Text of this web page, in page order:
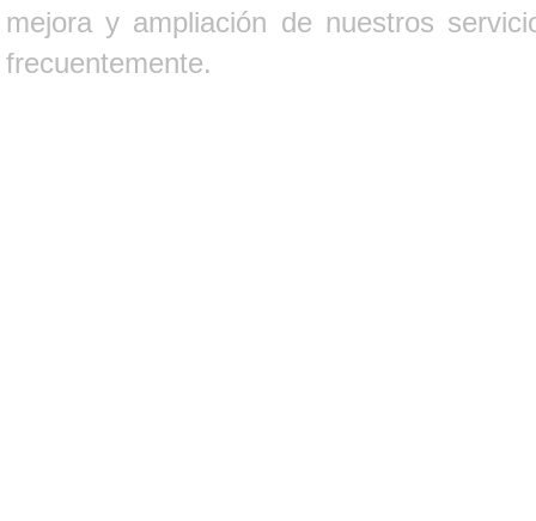
mejora y ampliación de nuestros
frecuentemente.